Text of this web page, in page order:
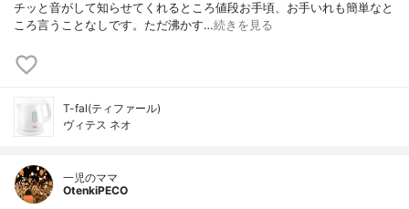
チッと音がして知らせてくれるところ値段お手頃、お手いれも簡単なと
ころ言うことなしです。ただ沸かす…続きを見る
T-fal(ティファール)
ヴィテス ネオ
一児のママ
OtenkiPECO